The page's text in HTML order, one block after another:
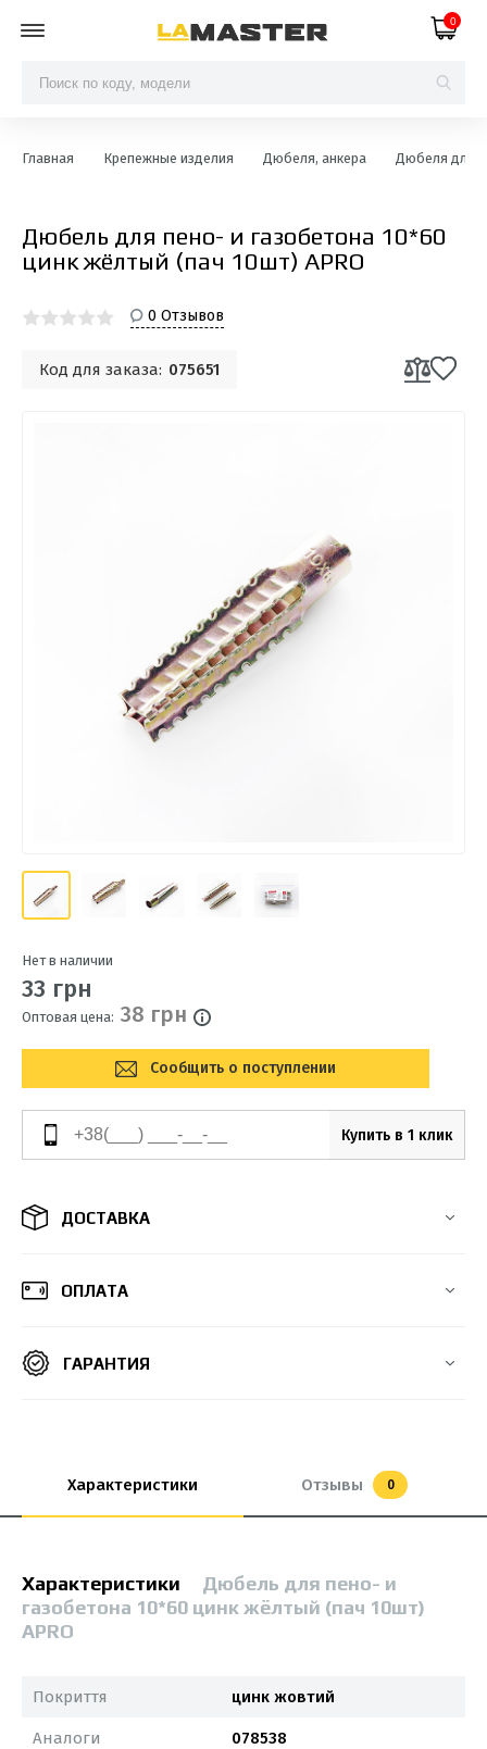
0
Главная Крепежные изделия Дюбеля, анкера Дюбеля для
Дюбель для пено- и газобетона 10*60
цинк жёлтый (пач 10шт) APRO
0 Отзывов
Код для заказа: 075651
Нет в наличии
33 грн
Оптовая цена: 38 грн
Сообщить о поступлении
Купить в 1 клик
ДОСТАВКА
ОПЛАТА
ГАРАНТИЯ
Характеристики Отзывы 0
Характеристики
Дюбель для пено- и
газобетона 10*60 цинк жёлтый (пач 10шт)
APRO
Покриття цинк жовтий
Аналоги 078538